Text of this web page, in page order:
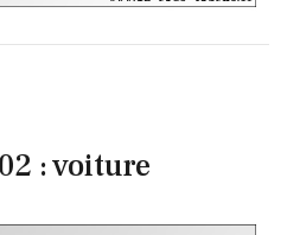
: voiture